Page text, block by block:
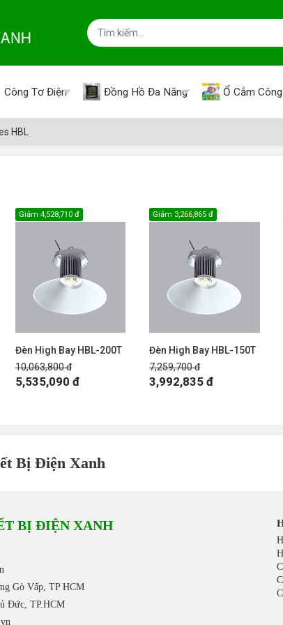
Công Tơ Điện Đồng Hồ Đa Năng Ổ Cắm
HBL
Đèn High Bay HBL-200T
10,063,800 đ
Giảm 4,528,710 đ
5,535,090 đ
Đèn High Bay HBL-150T
7,259,700 đ
Giảm 3,266,865 đ
3,992,835 đ
Bị Điện Xanh
BỊ ĐIỆN XANH
Gò Vấp, TP HCM
Đức, TP.HCM